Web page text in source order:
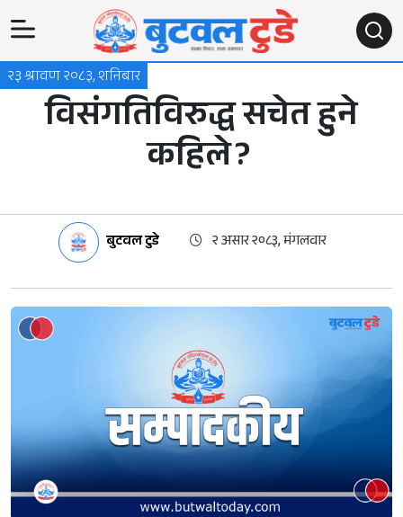
२३ श्रावण २०८३, शनिबार
विसंगतिविरुद्ध सचेत हुने
कहिले ?
बुटवल टुडे २ असार २०८३, मंगलवार